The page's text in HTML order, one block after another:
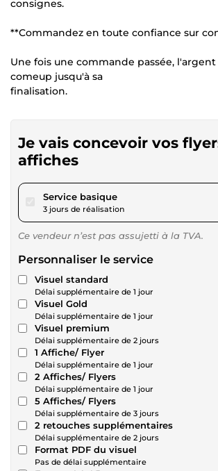
consignes.
**Commandez en toute confiance sur
Une fois une commande passée,
comeup jusqu'à sa
finalisation.
Je vais concevoir vos
affiches
Service basiquepour 34,68 $US
3 jours de réalisation
Ce vendeur n’est pas assujetti à la TVA.
Personnaliser le service
Visuel standard
Délai supplémentaire de 1 jour
Visuel Gold
Délai supplémentaire de 1 jour
Visuel premium
Délai supplémentaire de 2 jours
1 Affiche/ Flyer
Délai supplémentaire de 1 jour
2 Affiches/ Flyers
Délai supplémentaire de 1 jour
5 Affiches/ Flyers
Délai supplémentaire de 3 jours
2 retouches supplémentaires
Délai supplémentaire de 2 jours
Format PDF du visuel
Pas de délai supplémentaire